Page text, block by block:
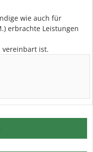
wie auch für
erbrachte Leistungen
vereinbart ist.